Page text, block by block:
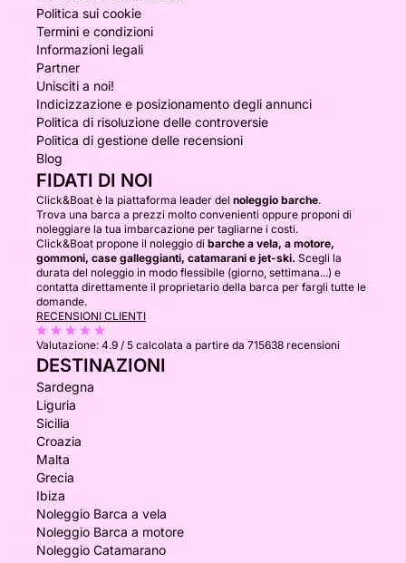
Politica sui cookie
Termini e condizioni
Informazioni legali
Partner
Unisciti a noi!
Indicizzazione e posizionamento degli annunci
Politica di risoluzione delle controversie
Politica di gestione delle recensioni
Blog
FIDATI DI NOI
Click&Boat è la piattaforma leader del noleggio barche.
Trova una barca a prezzi molto convenienti oppure proponi di
noleggiare la tua imbarcazione per tagliarne i costi.
Click&Boat propone il noleggio di barche a vela, a motore,
gommoni, case galleggianti, catamarani e jet-ski. Scegli la
durata del noleggio in modo flessibile (giorno, settimana...) e
contatta direttamente il proprietario della barca per fargli tutte le
domande.
RECENSIONI CLIENTI
Valutazione: 4.9 / 5 calcolata a partire da 715638 recensioni
DESTINAZIONI
Sardegna
Liguria
Sicilia
Croazia
Malta
Grecia
Ibiza
Noleggio Barca a vela
Noleggio Barca a motore
Noleggio Catamarano